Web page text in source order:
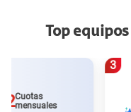
Top equipos